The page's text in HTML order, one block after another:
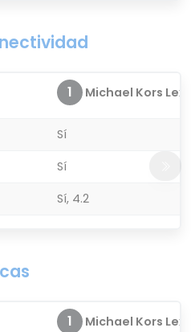
1 Michael Kors
Sí
Sí
Sí, 4.2
1 Michael Kors